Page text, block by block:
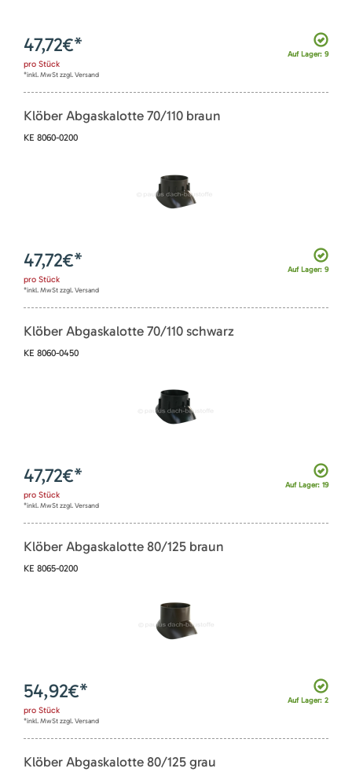
Auf Lager: 9
47,72€*
pro Stück
*inkl. MwSt zzgl. Versand
Klöber Abgaskalotte 70/110 braun
KE 8060-0200
Auf Lager: 9
47,72€*
pro Stück
*inkl. MwSt zzgl. Versand
Klöber Abgaskalotte 70/110 schwarz
KE 8060-0450
Auf Lager: 19
47,72€*
pro Stück
*inkl. MwSt zzgl. Versand
Klöber Abgaskalotte 80/125 braun
KE 8065-0200
Auf Lager: 2
54,92€*
pro Stück
*inkl. MwSt zzgl. Versand
Klöber Abgaskalotte 80/125 grau